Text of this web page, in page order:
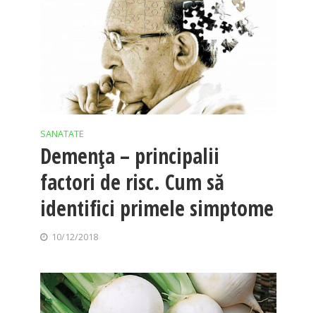
SANATATE
Demenţa – principalii
factori de risc. Cum să
identifici primele simptome
10/12/2018